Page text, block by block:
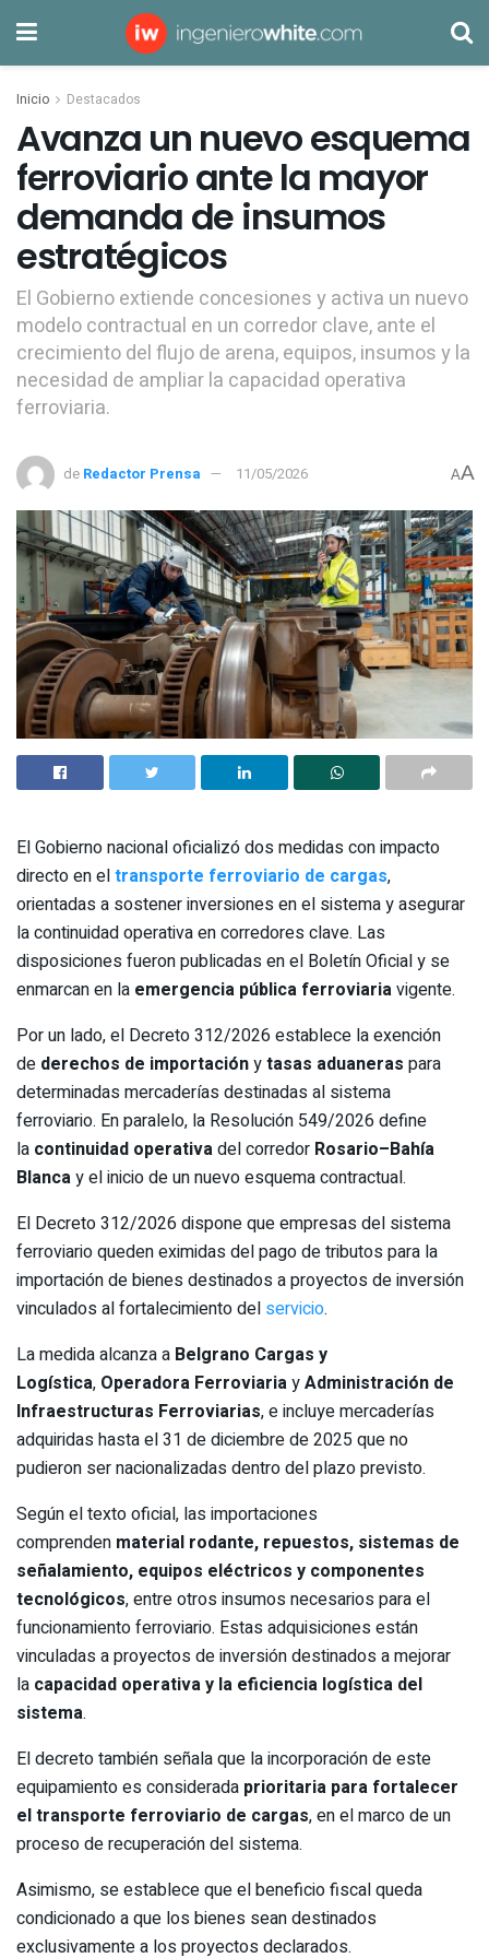
Inicio Destacados
Avanza un nuevo esquema
ferroviario ante la mayor
demanda de insumos
estratégicos
El Gobierno extiende concesiones y activa un nuevo
modelo contractual en un corredor clave, ante el
crecimiento del flujo de arena, equipos, insumos y la
necesidad de ampliar la capacidad operativa
ferroviaria.
de Redactor Prensa 11/05/2026 AA
El Gobierno nacional oficializó dos medidas con impacto
directo en eltransporte ferroviario de cargas,
orientadas a sostener inversiones en el sistema y asegurar
la continuidad operativa en corredores clave. Las
disposiciones fueron publicadas en el Boletín Oficial y se
enmarcan en la emergencia pública ferroviariavigente.
Por un lado, el Decreto 312/2026 establece la exención
de derechos de importaciónytasas aduaneras para
determinadas mercaderías destinadas al sistema
ferroviario. En paralelo, la Resolución 549/2026 define
la continuidad operativadel corredor Rosario–Bahía
Blancay el inicio de un nuevo esquema contractual.
El Decreto 312/2026 dispone que empresas del sistema
ferroviario queden eximidas del pago de tributos para la
importación de bienes destinados a proyectos de inversión
vinculados al fortalecimiento del servicio.
La medida alcanza a Belgrano Cargas y
Logística, Operadora FerroviariayAdministración de
Infraestructuras Ferroviarias, e incluye mercaderías
adquiridas hasta el 31 de diciembre de 2025 que no
pudieron ser nacionalizadas dentro del plazo previsto.
Según el texto oficial, las importaciones
comprenden material rodante, repuestos, sistemas de
señalamiento, equipos eléctricos y componentes
tecnológicos, entre otros insumos necesarios para el
funcionamiento ferroviario. Estas adquisiciones están
vinculadas a proyectos de inversión destinados a mejorar
la capacidad operativa y la eficiencia logística del
sistema.
El decreto también señala que la incorporación de este
equipamiento es considerada prioritaria para fortalecer
el transporte ferroviario de cargas, en el marco de un
proceso de recuperación del sistema.
Asimismo, se establece que el beneficio fiscal queda
condicionado a que los bienes sean destinados
exclusivamente a los proyectos declarados.